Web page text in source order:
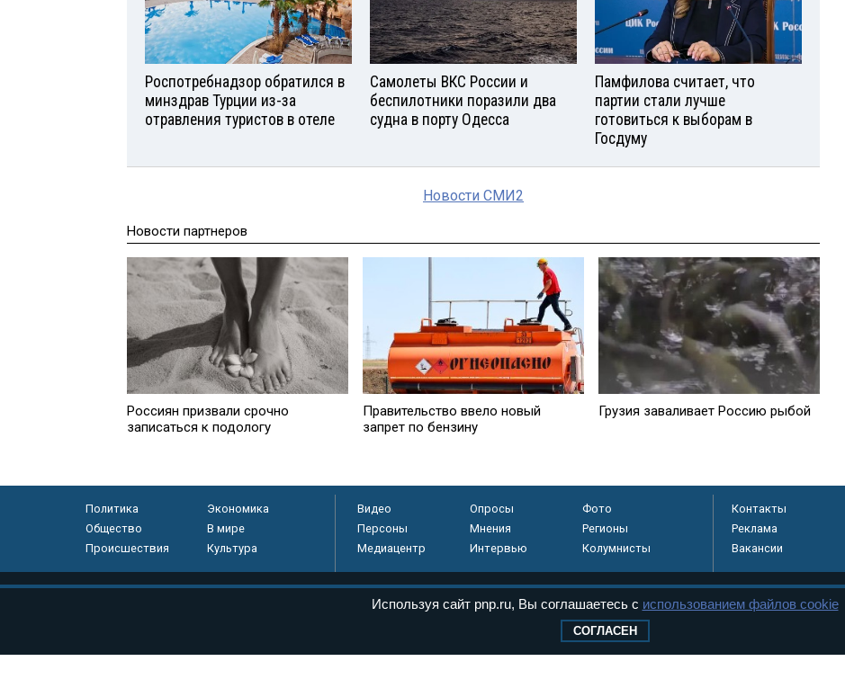
Роспотребнадзор обратился в
минздрав Турции из-за
отравления туристов в отеле
Самолеты ВКС России и
беспилотники поразили два
судна в порту Одесса
Памфилова считает, что
партии стали лучше
готовиться к выборам в
Госдуму
Новости СМИ2
Новости партнеров
Россиян призвали срочно
записаться к подологу
Правительство ввело новый
запрет по бензину
Грузия заваливает Россию рыбой
Политика
Экономика
Общество
В мире
Происшествия
Культура
Видео Опросы
Фото
Персоны
Мнения
Регионы
Медиацентр
Интервью Колумнисты
Контакты
Реклама
Вакансии
Используя сайт pnp.ru, Вы соглашаетесь с использованием файлов cookie
СОГЛАСЕН